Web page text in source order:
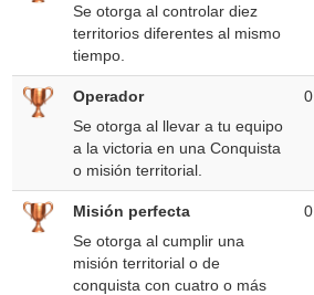
Se otorga al controlar diez
territorios diferentes al mismo
tiempo.
Operador
Se otorga al llevar a tu equipo
a la victoria en una Conquista
o misión territorial.
0
Misión perfecta
Se otorga al cumplir una
misión territorial o de
conquista con cuatro o más
0